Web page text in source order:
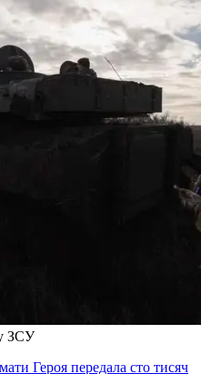
ЗСУ
Героя передала сто тисяч